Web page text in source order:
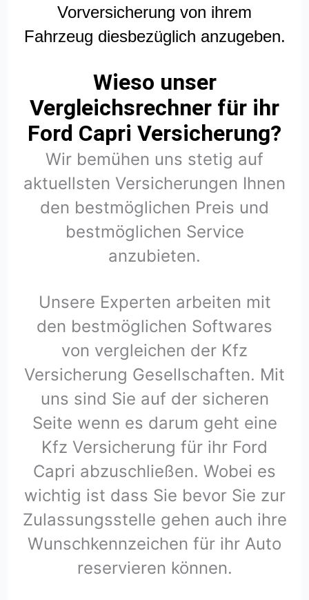
Vorversicherung von ihrem
Fahrzeug diesbezüglich anzugeben.
Wieso unser
Vergleichsrechner für ihr
Ford Capri Versicherung?
Wir bemühen uns stetig auf
aktuellsten Versicherungen Ihnen
den bestmöglichen Preis und
bestmöglichen Service
anzubieten.
Unsere Experten arbeiten mit
den bestmöglichen Softwares
von vergleichen der Kfz
Versicherung Gesellschaften. Mit
uns sind Sie auf der sicheren
Seite wenn es darum geht eine
Kfz Versicherung für ihr Ford
Capri abzuschließen. Wobei es
wichtig ist dass Sie bevor Sie zur
Zulassungsstelle gehen auch ihre
Wunschkennzeichen für ihr Auto
reservieren können.